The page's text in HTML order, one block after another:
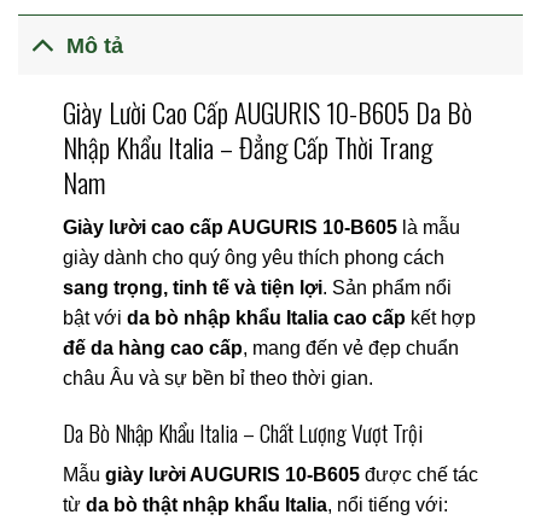
Mô tả
Giày Lười Cao Cấp AUGURIS 10-B605 Da Bò
Nhập Khẩu Italia – Đẳng Cấp Thời Trang
Nam
Giày lười cao cấp AUGURIS 10-B605là mẫu
giày dành cho quý ông yêu thích phong cách
sang trọng, tinh tế và tiện lợi. Sản phẩm nổi
bật với da bò nhập khẩu Italia cao cấpkết hợp
đế da hàng cao cấp, mang đến vẻ đẹp chuẩn
châu Âu và sự bền bỉ theo thời gian.
Da Bò Nhập Khẩu Italia – Chất Lượng Vượt Trội
Mẫu giày lười AUGURIS 10-B605được chế tác
từ da bò thật nhập khẩu Italia, nổi tiếng với: